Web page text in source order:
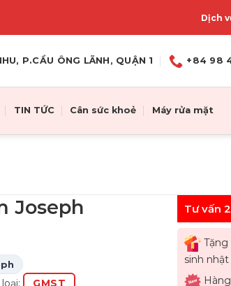
Dịch
P.CẦU ÔNG LÃNH, QUẬN 1 +84 98
TIN TỨC Cân sức khoẻ Máy rửa mặt
Joseph
GMST
Tư vấn
Tặng
sinh nhật